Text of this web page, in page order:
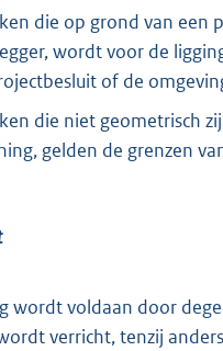
die op grond van een
wordt voor de
of de
die niet geometrisch
gelden de grenzen
wordt voldaan door
verricht, tenzij